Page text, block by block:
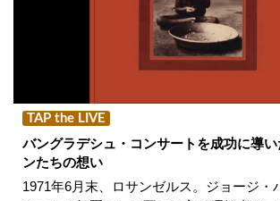
TAP the LIVE
バングラデシュ・コンサートを成功に導
ンたちの想い
1971年6月末、ロサンゼルス。ジョージ・